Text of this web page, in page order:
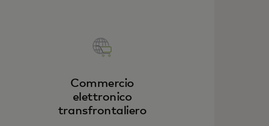
Commercio
elettronico
transfrontaliero